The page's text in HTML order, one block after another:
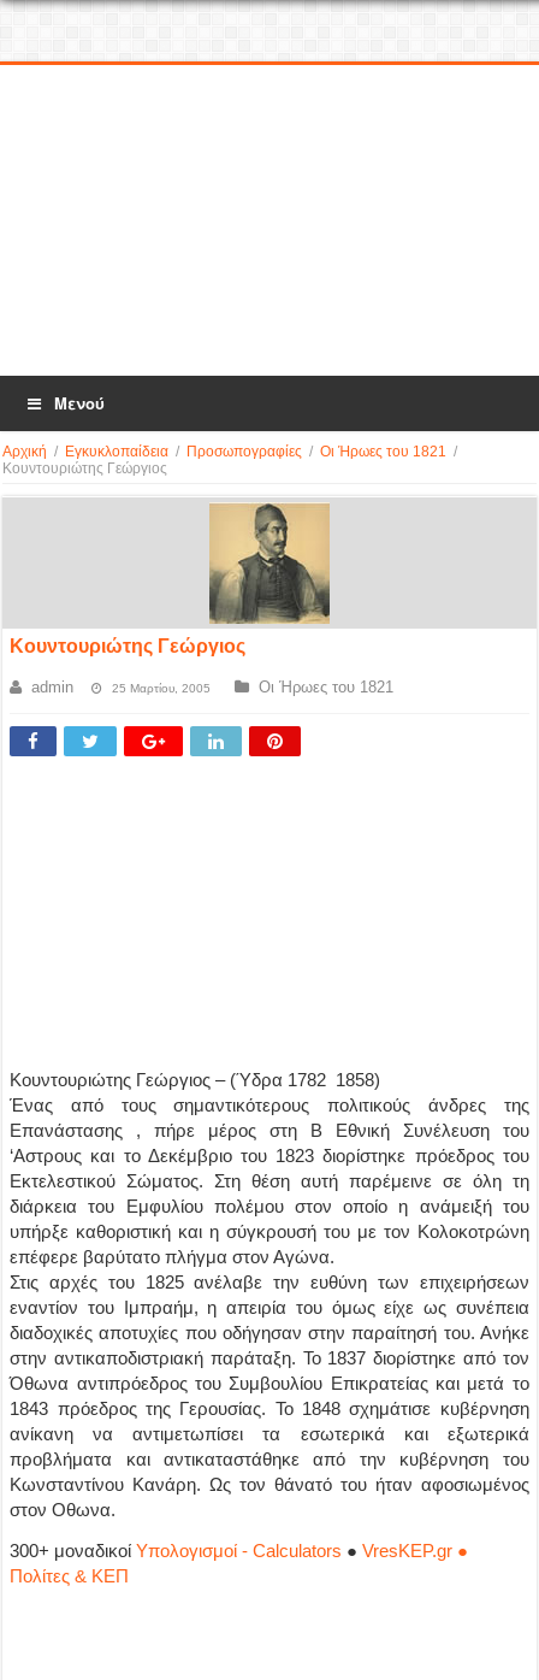
Μενού
Αρχική / Εγκυκλοπαίδεια / Προσωπογραφίες / Οι Ήρωες του 1821 /
Κουντουριώτης Γεώργιος
Κουντουριώτης Γεώργιος
admin 25 Μαρτίου, 2005 Οι Ήρωες του 1821
Κουντουριώτης Γεώργιος – (Ύδρα 1782 ­ 1858)
Ένας από τους σημαντικότερους πολιτικούς άνδρες της
Επανάστασης , πήρε μέρος στη Β Εθνική Συνέλευση του
‘Aστρους και το Δεκέμβριο του 1823 διορίστηκε πρόεδρος του
Εκτελεστικού Σώματος. Στη θέση αυτή παρέμεινε σε όλη τη
διάρκεια του Εμφυλίου πολέμου στον οποίο η ανάμειξή του
υπήρξε καθοριστική και η σύγκρουσή του με τον Κολοκοτρώνη
επέφερε βαρύτατο πλήγμα στον Αγώνα.
Στις αρχές του 1825 ανέλαβε την ευθύνη των επιχειρήσεων
εναντίον του Ιμπραήμ, η απειρία του όμως είχε ως συνέπεια
διαδοχικές αποτυχίες που οδήγησαν στην παραίτησή του. Ανήκε
στην αντικαποδιστριακή παράταξη. Το 1837 διορίστηκε από τον
Όθωνα αντιπρόεδρος του Συμβουλίου Επικρατείας και μετά το
1843 πρόεδρος της Γερουσίας. Το 1848 σχημάτισε κυβέρνηση
ανίκανη να αντιμετωπίσει τα εσωτερικά και εξωτερικά
προβλήματα και αντικαταστάθηκε από την κυβέρνηση του
Κωνσταντίνου Κανάρη. Ως τον θάνατό του ήταν αφοσιωμένος
στον Oθωνα.
300+ μοναδικοίΥπολογισμοί - Calculators ●VresKEP.gr ●
Πολίτες & ΚΕΠ